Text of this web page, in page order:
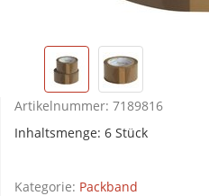
Artikelnummer: 7189816
Inhaltsmenge: 6 Stück
Kategorie: Packband